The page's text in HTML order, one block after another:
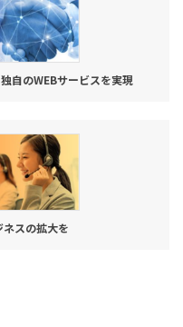
自のWEBサービスを実現
スの拡大を